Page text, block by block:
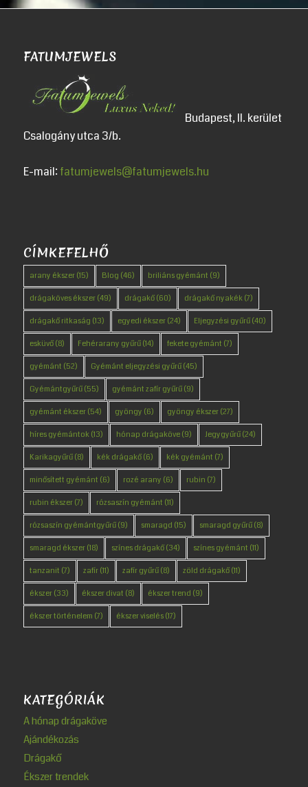
FATUMJEWELS
Budapest, II. kerület
Csalogány utca 3/b.
E-mail: fatumjewels@fatumjewels.hu
CÍMKEFELHŐ
arany ékszer(15) Blog (46) briliáns gyémánt (9)
drágaköves ékszer(49) drágakő(60) drágakő nyakék(7)
drágakő ritkaság (13) egyedi ékszer(24) Eljegyzési gyűrű(40)
esküvő(8) Fehérarany gyűrű(14) fekete gyémánt (7)
gyémánt (52) Gyémánt eljegyzési gyűrű(45)
Gyémántgyűrű(55) gyémánt zafír gyűrű(9)
gyémánt ékszer(54) gyöngy (6) gyöngy ékszer(27)
híres gyémántok(13) hónap drágaköve(9) Jegygyűrű(24)
Karikagyűrű(8) kék drágakő(6) kék gyémánt (7)
minősített gyémánt (6) rozé arany (6) rubin (7)
rubin ékszer(7) rózsaszín gyémánt (11)
rózsaszín gyémántgyűrű(9) smaragd (15) smaragd gyűrű(8)
smaragd ékszer(18) színes drágakő(34) színes gyémánt (11)
tanzanit (7) zafír(11) zafír gyűrű(8) zöld drágakő(11)
ékszer(33) ékszer divat (8) ékszer trend (9)
ékszer történelem (7) ékszer viselés(17)
KATEGÓRIÁK
A hónap drágaköve
Ajándékozás
Drágakő
Ékszer trendek